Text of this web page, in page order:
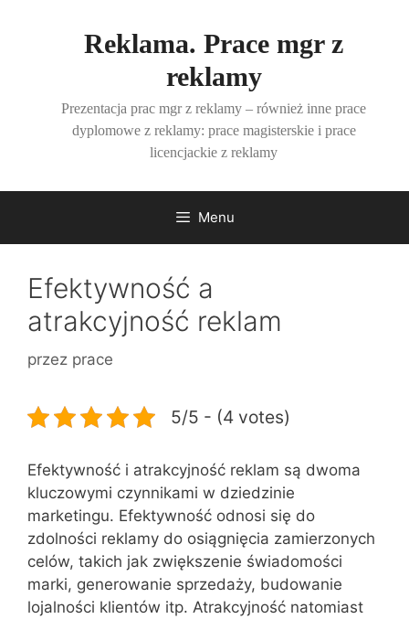
Reklama. Prace mgr z
reklamy
Prezentacja prac mgr z reklamy – również inne prace
dyplomowe z reklamy: prace magisterskie i prace
licencjackie z reklamy
Menu
Efektywność a
atrakcyjność reklam
przez prace
5/5 - (4 votes)
Efektywność i atrakcyjność reklam są dwoma
kluczowymi czynnikami w dziedzinie
marketingu. Efektywność odnosi się do
zdolności reklamy do osiągnięcia zamierzonych
celów, takich jak zwiększenie świadomości
marki, generowanie sprzedaży, budowanie
lojalności klientów itp. Atrakcyjność natomiast